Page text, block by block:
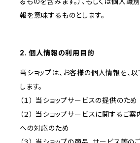
報を意味するものとします。
2. 個人情報の利用目的
当ショップは、お客様の個人情報を、
します。
（１） 当ショップサービスの提供のため
（２） 当ショップサービスに関するご
への対応のため